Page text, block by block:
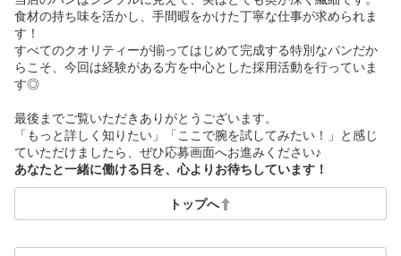
食材の持ち味を活かし、手間暇をかけた丁寧な仕事が求められま
す！
すべてのクオリティーが揃ってはじめて完成する特別なパンだか
らこそ、今回は経験がある方を中心とした採用活動を行っていま
す◎
最後までご覧いただきありがとうございます。
「もっと詳しく知りたい」「ここで腕を試してみたい！」と感じ
ていただけましたら、ぜひ応募画面へお進みください♪
あなたと一緒に働ける日を、心よりお待ちしています！
トップへ